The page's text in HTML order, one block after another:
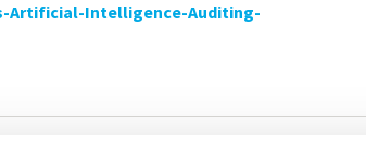
Artificial-Intelligence-Auditing-